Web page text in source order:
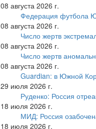
08 августа 2026 г.
Федерация футбола
08 августа 2026 г.
Число жертв
08 августа 2026 г.
Число жертв
08 августа 2026 г.
Guardian: в Южной
29 июля 2026 г.
Руденко: Россия
18 июля 2026 г.
МИД: Россия
18 июля 2026 г.